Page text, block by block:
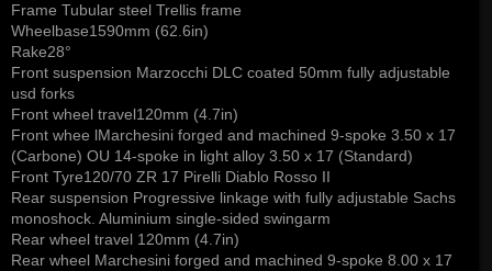
Frame Tubular steel Trellis frame
Wheelbase1590mm (62.6in)
Rake28°
Front suspension Marzocchi DLC coated 50mm fully adjustable
usd forks
Front wheel travel120mm (4.7in)
Front whee lMarchesini forged and machined 9-spoke 3.50 x 17
(Carbone) OU 14-spoke in light alloy 3.50 x 17 (Standard)
Front Tyre120/70 ZR 17 Pirelli Diablo Rosso II
Rear suspension Progressive linkage with fully adjustable Sachs
monoshock. Aluminium single-sided swingarm
Rear wheel travel 120mm (4.7in)
Rear wheel Marchesini forged and machined 9-spoke 8.00 x 17